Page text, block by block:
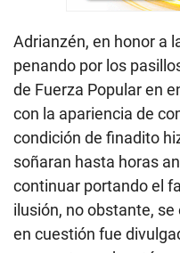
Adrianzén, en honor a
penando por los
de Fuerza Popular en
con la apariencia de
condición de finadito
soñaran hasta horas
continuar portando el
ilusión, no obstante, se
en cuestión fue